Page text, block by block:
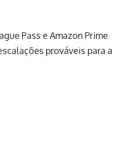
Pass e Amazon Prime
prováveis para a